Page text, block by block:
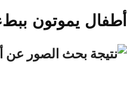
أطفال يموتون